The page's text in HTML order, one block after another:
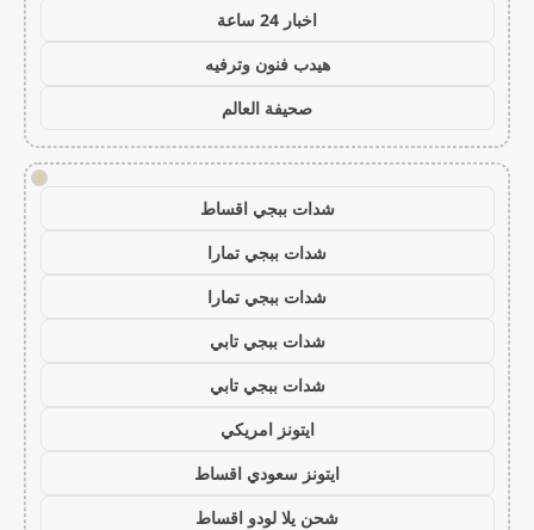
اخبار 24 ساعة
هيدب فنون وترفيه
صحيفة العالم
!
شدات ببجي اقساط
شدات ببجي تمارا
شدات ببجي تمارا
شدات ببجي تابي
شدات ببجي تابي
ايتونز امريكي
ايتونز سعودي اقساط
شحن يلا لودو اقساط